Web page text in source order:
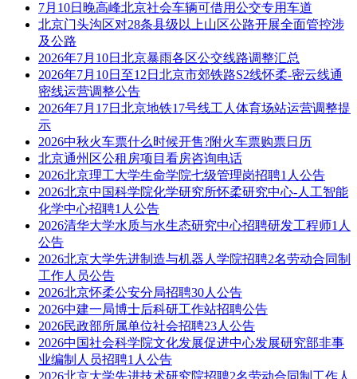
7月10日晚高峰北京社会车辆可借用公交专用车道
北京门头沟区对28条县级以上山区公路开展全面管控涉
及公路
2026年7月10日北京暴雨各区公交线路调整汇总
2026年7月10日至12日北京市郊铁路S2线怀柔-密云线通
密线运营调整公告
2026年7月17日北京地铁17号线工人体育场站运营调整提
示
2026中秋火车票什么时候开售?附火车票购票日历
北京通州区公租房项目看房咨询电话
2026北京理工大学生命学院七级管理岗招聘1人公告
2026北京中国科学院化学研究所怀柔研究中心-人工智能
化学中心招聘1人公告
2026清华大学水质与水生态研究中心招聘研发工程师1人
公告
2026北京大学先进制造与机器人学院招聘2名劳动合同制
工作人员公告
2026北京怀柔公安分局招聘30人公告
2026中建一局博士后科研工作站招聘公告
2026民政部所属单位社会招聘23人公告
2026中国社会科学院文化发展促进中心发展研究部非事
业编制人员招聘1人公告